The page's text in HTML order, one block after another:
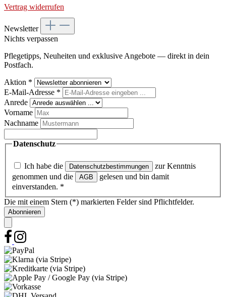
Vertrag widerrufen
Newsletter
Nichts verpassen
Pflegetipps, Neuheiten und exklusive Angebote — direkt in dein
Postfach.
Aktion *
E-Mail-Adresse *
Anrede
Vorname
Nachname
Datenschutz
Ich habe die Datenschutzbestimmungen
zur Kenntnis
genommen und die
AGB
gelesen und bin damit
einverstanden. *
Die mit einem Stern (*) markierten Felder sind Pflichtfelder.
Abonnieren